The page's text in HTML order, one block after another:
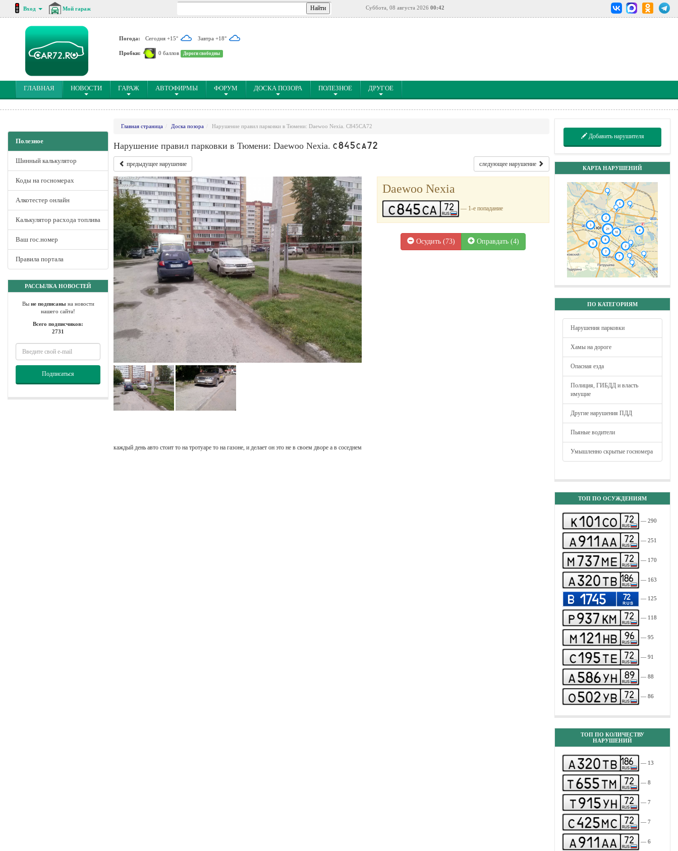
Вход Мой гараж Суббота, 08 августа 2026 00:42
Погода: Сегодня +15° Завтра +18°
Пробки: 0 баллов Дороги свободны
ГЛАВНАЯ(CURRENT)
НОВОСТИ ГАРАЖ АВТОФИРМЫ ФОРУМ ДОСКА ПОЗОРА ПОЛЕЗНОЕ ДРУГОЕ
Полезное
Шинный калькулятор
Коды на госномерах
Алкотестер онлайн
Калькулятор расхода топлива
Ваш гос.номер
Правила портала
РАССЫЛКА НОВОСТЕЙ
Вы не подписанына новости
нашего сайта!
Всего подписчиков:
2731
Подписаться
Добавить нарушителя
КАРТА НАРУШЕНИЙ
ПО КАТЕГОРИЯМ
Нарушения парковки
Хамы на дороге
Опасная езда
Полиция, ГИБДД и власть
имущие
Другие нарушения ПДД
Пьяные водители
Умышленно скрытые госномера
ТОП ПО ОСУЖДЕНИЯМ
— 290
— 251
— 170
— 163
— 125
— 118
— 95
— 91
— 88
— 86
ТОП ПО КОЛИЧЕСТВУ
НАРУШЕНИЙ
— 13
— 8
— 7
— 7
— 6
Главная страница Доска позора Нарушение правил парковки в Тюмени: Daewoo Nexia. C845CA72
Нарушение правил парковки в Тюмени: Daewoo Nexia. C845CA72
предыдущее нарушение следующее нарушение
Daewoo Nexia
— 1-е попадание
Осудить (73) Оправдать (4)
каждый день авто стоит то на тротуаре то на газоне, и делает он это не в своем дворе а в соседнем